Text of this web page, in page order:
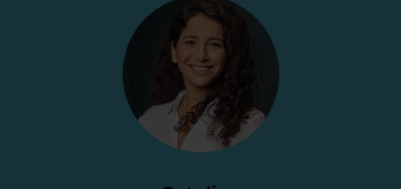
Je vous envoie une
proposition
d’accompagnement